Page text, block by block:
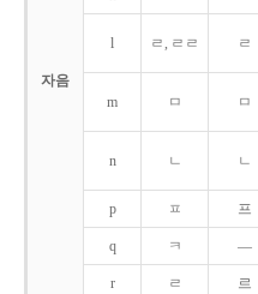
자음
l ㄹ, ㄹㄹ ㄹ
m ㅁ ㅁ
n ㄴ ㄴ
p ㅍ 프
q ㅋ ―
r ㄹ 르